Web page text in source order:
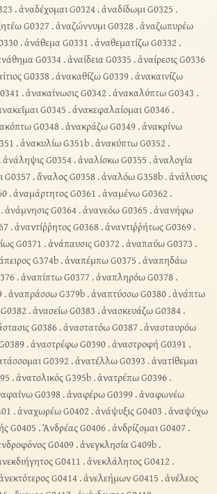
.ἀναδέχομαι G0324 .ἀναδίδωμι G0325 .
G0327.ἀναζώννυμι G0328.ἀναζωπυρέω
.ἀνάθεμα G0331 .ἀναθεματίζω G0332 .
G0334 .ἀναίδεια G0335 .ἀναίρεσις G0336
G0338.ἀνακαθίζω G0339.ἀνακαινίζω
.ἀνακαίνωσις G0342 .ἀνακαλύπτω G0343 .
G0345 .ἀνακεφαλαίομαι G0346.
G0348.ἀνακράζω G0349.ἀνακρίνω
.ἀνακυλίω G351b.ἀνακύπτω G0352 .
.ἀνάληψις G0354 .ἀναλίσκω G0355 .ἀναλογία
G0357.ἄναλος G0358.ἀναλόω G358b.ἀνάλυσις
.ἀναμάρτητος G0361 .ἀναμένω G0362 .
.ἀνάμνησις G0364 .ἀνανεόω G0365 .ἀνανήφω
.ἀναντίῤῥητος G0368.ἀναντιῤῥήτως G0369.
G0371 .ἀνάπαυσις G0372 .ἀναπαύω G0373 .
G374b.ἀναπέμπω G0375 .ἀναπηδάω
.ἀναπίπτω G0377.ἀναπληρόω G0378.
.ἀναπράσσω G379b.ἀναπτύσσω G0380.ἀνάπτω
.ἀνασείω G0383 .ἀνασκευάζω G0384 .
G0386.ἀναστατόω G0387.ἀνασταυρόω
.ἀναστρέφω G0390.ἀναστροφή G0391 .
G0392 .ἀνατέλλω G0393 .ἀνατίθεμαι
.ἀνατολικός G395b.ἀνατρέπω G0396.
G0398.ἀναφέρω G0399.ἀναφωνέω
.ἀναχωρέω G0402 .ἀνάψυξις G0403 .ἀναψύχω
G0405 .Ἀνδρέας G0406.ἀνδρίζομαι G0407.
G0409.ἀνεγκλησία G409b.
G0411 .ἀνεκλάλητος G0412 .
G0414 .ἀνελεήμων G0415 .ἀνέλεος